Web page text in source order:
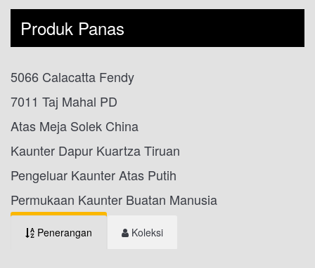
Produk Panas
5066 Calacatta Fendy
7011 Taj Mahal PD
Atas Meja Solek China
Kaunter Dapur Kuartza Tiruan
Pengeluar Kaunter Atas Putih
Permukaan Kaunter Buatan Manusia
Penerangan Koleksi